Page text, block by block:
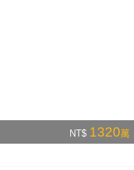
NT$ 1320萬